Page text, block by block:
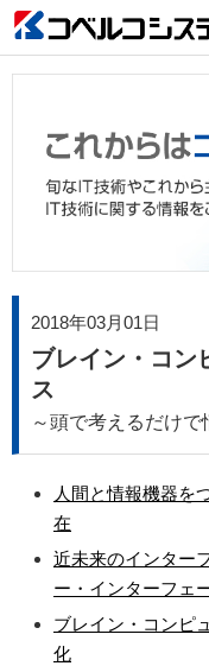
2018年03月01日
ブレイン・コン
ス
～頭で考えるだけ
人間と情報機器を
在
近未来のインター
ー・インターフェ
ブレイン・コンピ
化